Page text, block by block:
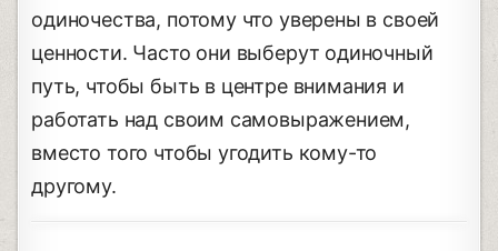
одиночества, потому что уверены в своей
ценности. Часто они выберут одиночный
путь, чтобы быть в центре внимания и
работать над своим самовыражением,
вместо того чтобы угодить кому-то
другому.